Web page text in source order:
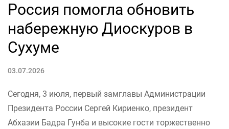
Россия помогла обновить
набережную Диоскуров в
Сухуме
03.07.2026
Сегодня, 3 июля, первый замглавы Администрации
Президента России Сергей Кириенко, президент
Абхазии Бадра Гунба и высокие гости торжественно